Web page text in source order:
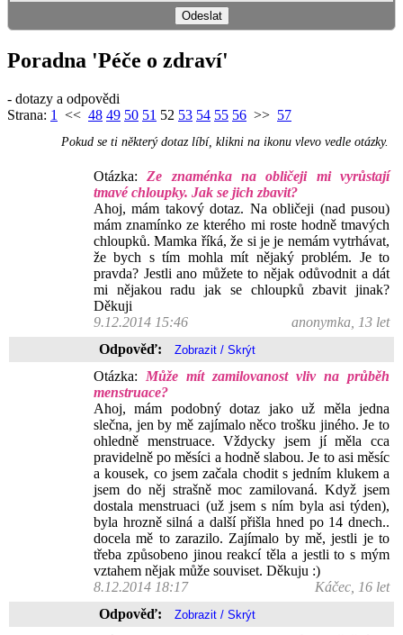
Poradna 'Péče o zdraví'
- dotazy a odpovědi
Strana: 1 << 48 49 50 51 52 53 54 55 56 >> 57
Pokud se ti některý dotaz líbí, klikni na ikonu vlevo vedle otázky.
Otázka:Ze znaménka na obličeji mi vyrůstají
tmavé chloupky. Jak se jich zbavit?
Ahoj, mám takový dotaz. Na obličeji (nad pusou)
mám znamínko ze kterého mi roste hodně tmavých
chloupků. Mamka říká, že si je je nemám vytrhávat,
že bych s tím mohla mít nějaký problém. Je to
pravda? Jestli ano můžete to nějak odůvodnit a dát
mi nějakou radu jak se chloupků zbavit jinak?
Děkuji
9.12.2014 15:46
anonymka, 13 let
Odpověď:
Otázka: Může mít zamilovanost vliv na průběh
menstruace?
Ahoj, mám podobný dotaz jako už měla jedna
slečna, jen by mě zajímalo něco trošku jiného. Je to
ohledně menstruace. Vždycky jsem jí měla cca
pravidelně po měsíci a hodně slabou. Je to asi měsíc
a kousek, co jsem začala chodit s jedním klukem a
jsem do něj strašně moc zamilovaná. Když jsem
dostala menstruaci (už jsem s ním byla asi týden),
byla hrozně silná a další přišla hned po 14 dnech..
docela mě to zarazilo. Zajímalo by mě, jestli je to
třeba způsobeno jinou reakcí těla a jestli to s mým
vztahem nějak může souviset. Děkuju :)
8.12.2014 18:17
Káčec, 16 let
Odpověď: